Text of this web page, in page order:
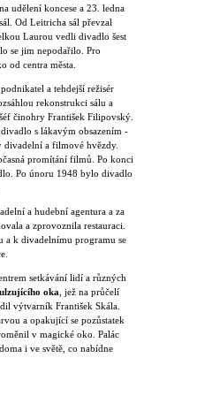
udělení koncese a 23. ledna
Od Leitricha sál převzal
Laurou vedli divadlo šest
se jim nepodařilo. Pro
od centra města.
a tehdejší režisér
rekonstrukci sálu a
činohry František Filipovský.
s lákavým obsazením -
divadelní a filmové hvězdy.
promítání filmů. Po konci
Po únoru 1948 bylo divadlo
a hudební agentura a za
a zprovoznila restauraci.
a k divadelnímu programu se
setkávání lidí a různých
oka , jež na průčelí
výtvarník František Skála.
a opakující se pozůstatek
v magické oko. Palác
i ve světě, co nabídne